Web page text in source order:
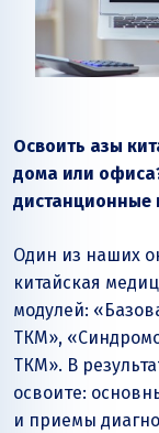
Освоить азы
дома или
Один из наших
китайская
модулей:
ТКМ»,
ТКМ». В
освоите:
и приемы